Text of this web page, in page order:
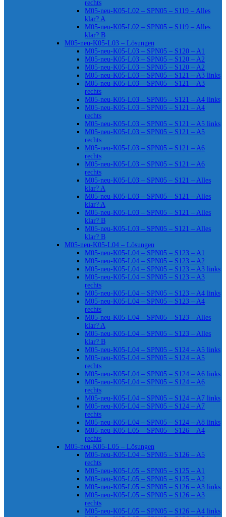
rechts
M05-neu-K05-L02 – SPN05 – S119 – Alles
klar? A
M05-neu-K05-L02 – SPN05 – S119 – Alles
klar? B
M05-neu-K05-L03 – Lösungen
M05-neu-K05-L03 – SPN05 – S120 – A1
M05-neu-K05-L03 – SPN05 – S120 – A2
M05-neu-K05-L03 – SPN05 – S120 – A2
M05-neu-K05-L03 – SPN05 – S121 – A3 links
M05-neu-K05-L03 – SPN05 – S121 – A3
rechts
M05-neu-K05-L03 – SPN05 – S121 – A4 links
M05-neu-K05-L03 – SPN05 – S121 – A4
rechts
M05-neu-K05-L03 – SPN05 – S121 – A5 links
M05-neu-K05-L03 – SPN05 – S121 – A5
rechts
M05-neu-K05-L03 – SPN05 – S121 – A6
rechts
M05-neu-K05-L03 – SPN05 – S121 – A6
rechts
M05-neu-K05-L03 – SPN05 – S121 – Alles
klar? A
M05-neu-K05-L03 – SPN05 – S121 – Alles
klar? A
M05-neu-K05-L03 – SPN05 – S121 – Alles
klar? B
M05-neu-K05-L03 – SPN05 – S121 – Alles
klar? B
M05-neu-K05-L04 – Lösungen
M05-neu-K05-L04 – SPN05 – S123 – A1
M05-neu-K05-L04 – SPN05 – S123 – A2
M05-neu-K05-L04 – SPN05 – S123 – A3 links
M05-neu-K05-L04 – SPN05 – S123 – A3
rechts
M05-neu-K05-L04 – SPN05 – S123 – A4 links
M05-neu-K05-L04 – SPN05 – S123 – A4
rechts
M05-neu-K05-L04 – SPN05 – S123 – Alles
klar? A
M05-neu-K05-L04 – SPN05 – S123 – Alles
klar? B
M05-neu-K05-L04 – SPN05 – S124 – A5 links
M05-neu-K05-L04 – SPN05 – S124 – A5
rechts
M05-neu-K05-L04 – SPN05 – S124 – A6 links
M05-neu-K05-L04 – SPN05 – S124 – A6
rechts
M05-neu-K05-L04 – SPN05 – S124 – A7 links
M05-neu-K05-L04 – SPN05 – S124 – A7
rechts
M05-neu-K05-L04 – SPN05 – S124 – A8 links
M05-neu-K05-L05 – SPN05 – S126 – A4
rechts
M05-neu-K05-L05 – Lösungen
M05-neu-K05-L04 – SPN05 – S126 – A5
rechts
M05-neu-K05-L05 – SPN05 – S125 – A1
M05-neu-K05-L05 – SPN05 – S125 – A2
M05-neu-K05-L05 – SPN05 – S126 – A3 links
M05-neu-K05-L05 – SPN05 – S126 – A3
rechts
M05-neu-K05-L05 – SPN05 – S126 – A4 links